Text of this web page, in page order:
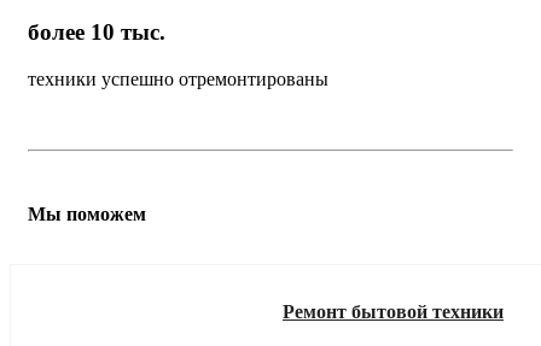
более 10 тыс.
техники успешно отремонтированы
Мы поможем
Ремонт бытовой техники